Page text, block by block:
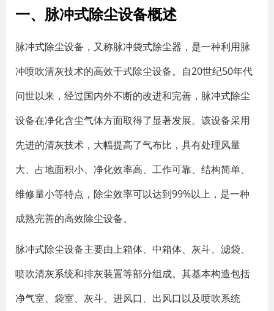
一、脉冲式除尘设备概述
脉冲式除尘设备，又称脉冲袋式除尘器，是一种利用脉
冲喷吹清灰技术的高效干式除尘设备。自20世纪50年代
问世以来，经过国内外不断的改进和完善，脉冲式除尘
设备在净化含尘气体方面取得了显著发展。该设备采用
先进的清灰技术，大幅提高了气布比，具有处理风量
大、占地面积小、净化效率高、工作可靠、结构简单、
维修量小等特点，除尘效率可以达到99%以上，是一种
成熟完善的高效除尘设备。
脉冲式除尘设备主要由上箱体、中箱体、灰斗、滤袋、
喷吹清灰系统和排灰装置等部分组成。其基本构造包括
净气室、袋室、灰斗、进风口、出风口以及喷吹系统